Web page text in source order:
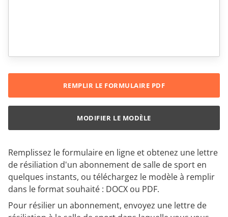
Remplissez le formulaire en ligne et obtenez une lettre
de résiliation d'un abonnement de salle de sport en
quelques instants, ou téléchargez le modèle à remplir
dans le format souhaité : DOCX ou PDF.
Pour résilier un abonnement, envoyez une lettre de
REMPLIR LE FORMULAIRE PDF
MODIFIER LE MODÈLE